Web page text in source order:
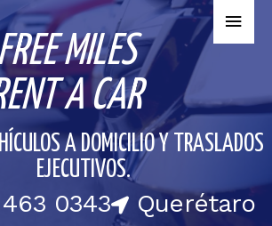
MILES
A CAR
0343 Querétaro
A DOMICILIO Y TRASLADOS
EJECUTIVOS.